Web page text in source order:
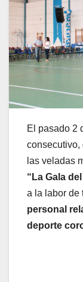
El pasado 2
consecutivo,
las veladas
“La Gala
a la labor de
personal
deporte